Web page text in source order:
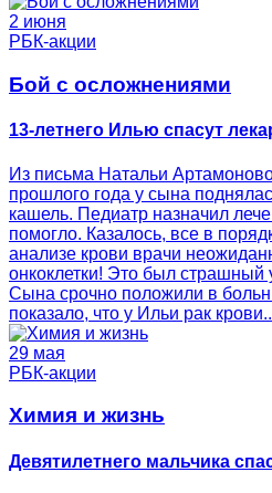
2 июня
РБК-акции
Бой с осложнениями
13-летнего Илью спасут
Из письма Натальи
прошлого года у сына
кашель. Педиатр назначил
помогло. Казалось, все в
анализе крови врачи
онкоклетки! Это был
Сына срочно положили в
показало, что у Ильи рак
29 мая
РБК-акции
Химия и жизнь
Девятилетнего мальчика